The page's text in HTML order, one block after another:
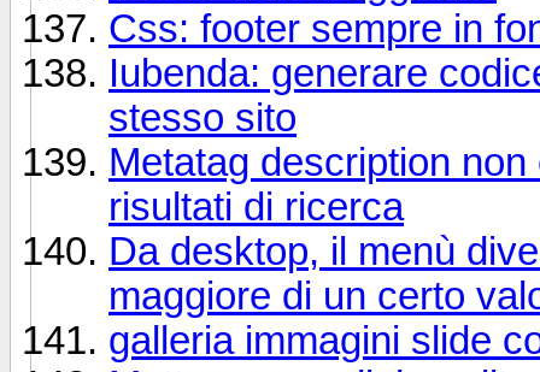
Css: footer sempre in
Iubenda: generare
stesso sito
Metatag description
risultati di ricerca
Da desktop, il menù
maggiore di un certo
galleria immagini slide